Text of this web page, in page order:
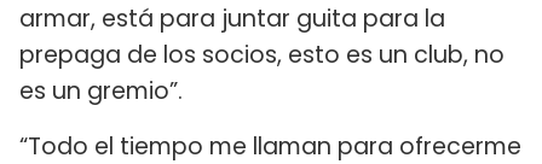
armar, está para juntar guita para la
prepaga de los socios, esto es un club, no
es un gremio”.
“Todo el tiempo me llaman para ofrecerme